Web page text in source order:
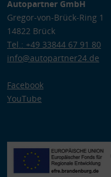
Autopartner GmbH
Gregor-von-Brück-Ring 1
14822 Brück
Tel.: +49 33844 67 91 80
info@autopartner24.de
Facebook
YouTube